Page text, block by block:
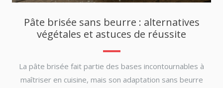
Pâte brisée sans beurre : alternatives
végétales et astuces de réussite
La pâte brisée fait partie des bases incontournables à
maîtriser en cuisine, mais son adaptation sans beurre